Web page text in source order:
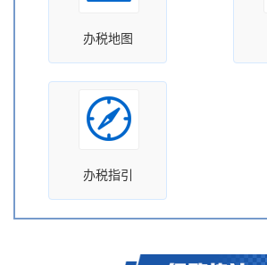
办税地图
办税指引